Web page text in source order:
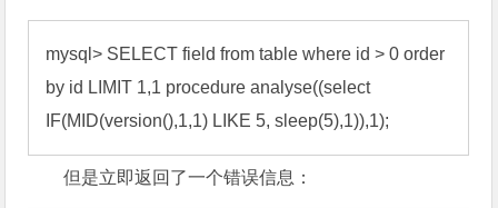
mysql> SELECT field from table where id > 0 order
by id LIMIT 1,1 procedure analyse((select
IF(MID(version(),1,1) LIKE 5, sleep(5),1)),1);
但是立即返回了一个错误信息：